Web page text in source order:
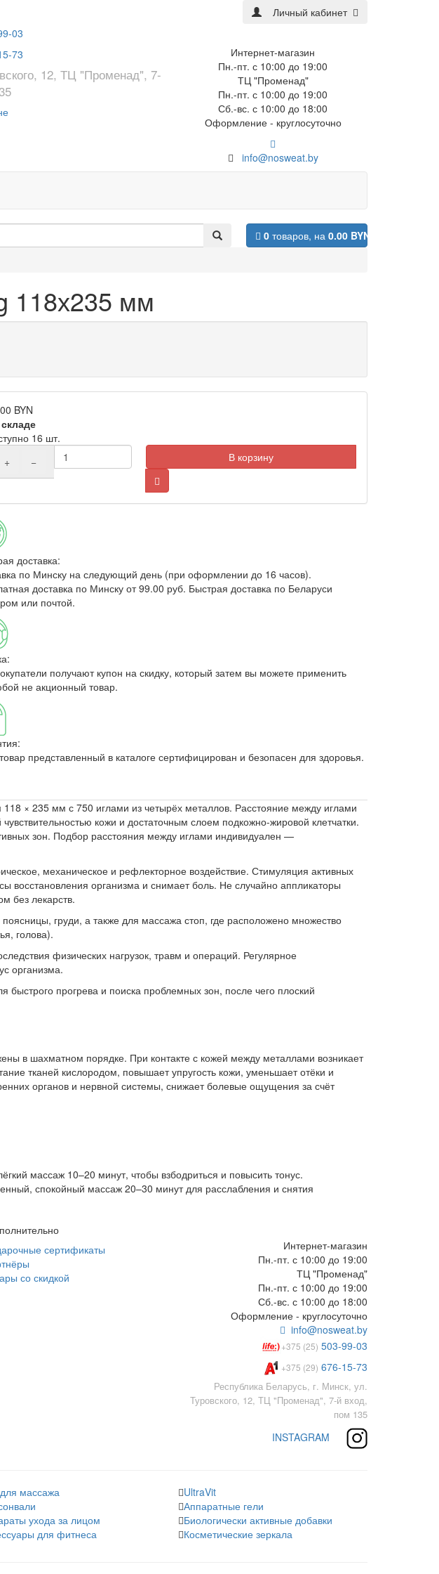
Личный кабинет
03
73
12, ТЦ "Променад", 7-
Интернет-магазин
Пн.-пт. с 10:00 до 19:00
ТЦ "Променад"
Пн.-пт. с 10:00 до 19:00
Сб.-вс. с 10:00 до 18:00
Оформление - круглосуточно
info@nosweat.by
0товаров, на 0.00 BYN
118х235 мм
BYN
16 шт.
+
− В корзину
доставка:
по Минску на следующий день (при оформлении до 16 часов).
доставка по Минску от 99.00 руб. Быстрая доставка по Беларуси
или почтой.
получают купон на скидку, который затем вы можете применить
не акционный товар.
представленный в каталоге сертифицирован и безопасен для здоровья.
× 235 мм с 750 иглами из четырёх металлов. Расстояние между иглами
кожи и достаточным слоем подкожно-жировой клетчатки.
зон. Подбор расстояния между иглами индивидуален —
механическое и рефлекторное воздействие. Стимуляция активных
восстановления организма и снимает боль. Не случайно аппликаторы
без лекарств.
груди, а также для массажа стоп, где расположено множество
голова).
физических нагрузок, травм и операций. Регулярное
организма.
прогрева и поиска проблемных зон, после чего плоский
в шахматном порядке. При контакте с кожей между металлами возникает
тканей кислородом, повышает упругость кожи, уменьшает отёки и
органов и нервной системы, снижает болевые ощущения за счёт
массаж 10–20 минут, чтобы взбодриться и повысить тонус.
спокойный массаж 20–30 минут для расслабления и снятия
сертификаты
со скидкой
Интернет-магазин
Пн.-пт. с 10:00 до 19:00
ТЦ "Променад"
Пн.-пт. с 10:00 до 19:00
Сб.-вс. с 10:00 до 18:00
Оформление - круглосуточно
info@nosweat.by
+375 (25) 503-99-03
+375 (29) 676-15-73
Республика Беларусь, г. Минск, ул.
Туровского, 12, ТЦ "Променад", 7-й вход,
пом 135
INSTAGRAM
массажа
ухода за лицом
для фитнеса
UltraVit
Аппаратные гели
Биологически активные добавки
Косметические зеркала